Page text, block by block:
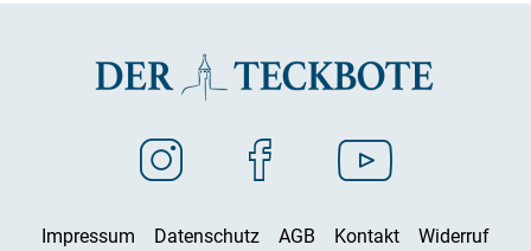
Impressum Datenschutz AGB Kontakt Widerruf